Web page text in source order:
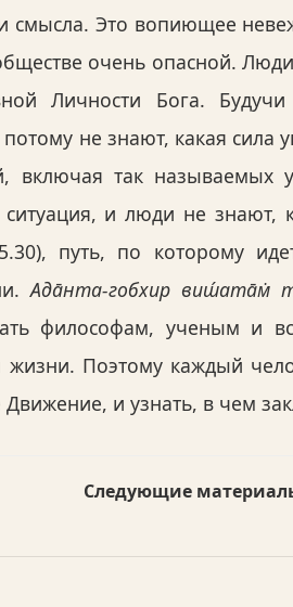
смысла. Это вопиющее
очень опасной.
Личности Бога.
не знают, какая
включая так
и люди не знают,
путь, по которому
Ада̄нта-гобхир виш́ата̄м̇
философам, ученым и
жизни. Поэтому каждый
и узнать, в чем
Следующие